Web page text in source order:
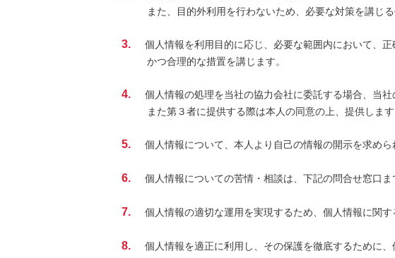
また、目的外利用を行わないため、必要な対策を講じ
3.
個人情報を利用目的に応じ、必要な範囲内において、
かつ合理的な措置を講じます。
4.
個人情報の処理を当社の協力会社に委託する場合、当
また第３者に提供する際は本人の同意の上、提供します
5. 個人情報について、本人より自己の情報の開示を求め
6. 個人情報についての苦情・相談は、下記の問合せ窓口
7. 個人情報の適切な運用を実現するため、個人情報に関
8. 個人情報を適正に利用し、その保護を徹底するために